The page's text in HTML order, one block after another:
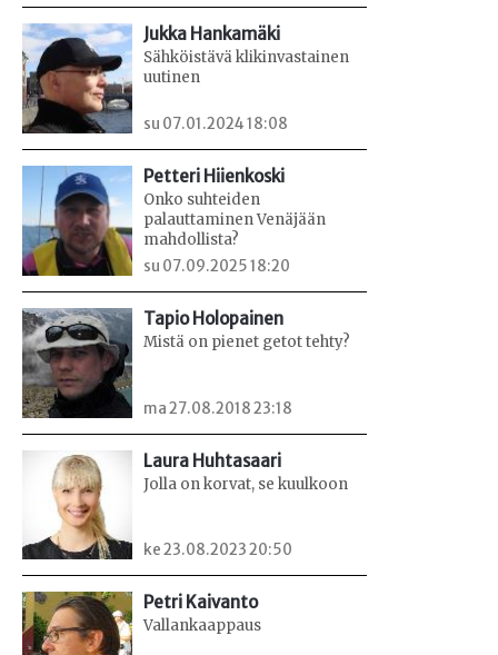
Jukka Hankamäki
Sähköistävä klikinvastainen
uutinen
su 07.01.2024 18:08
Petteri Hiienkoski
Onko suhteiden
palauttaminen Venäjään
mahdollista?
su 07.09.2025 18:20
Tapio Holopainen
Mistä on pienet getot tehty?
ma 27.08.2018 23:18
Laura Huhtasaari
Jolla on korvat, se kuulkoon
ke 23.08.2023 20:50
Petri Kaivanto
Vallankaappaus